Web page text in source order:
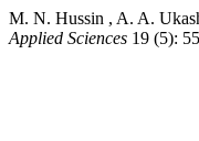
M. N. Hussin , A. A.
Applied Sciences 19 (5):